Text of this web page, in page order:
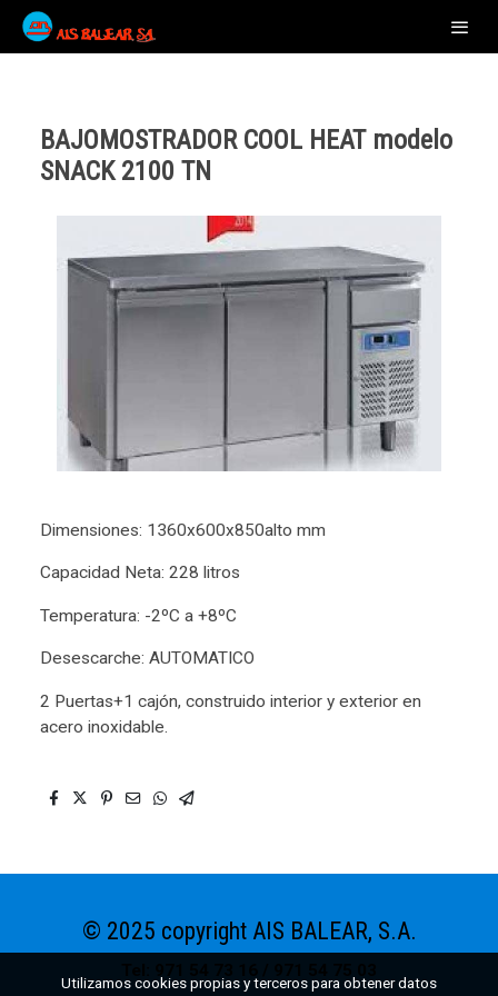
BAJOMOSTRADOR COOL HEAT modelo
SNACK 2100 TN
Dimensiones: 1360x600x850alto mm
Capacidad Neta: 228 litros
Temperatura: -2ºC a +8ºC
Desescarche: AUTOMATICO
2 Puertas+1 cajón, construido interior y exterior en
acero inoxidable.
© 2025 copyright AIS BALEAR, S.A.
Utilizamos cookies propias y terceros para obtener datos